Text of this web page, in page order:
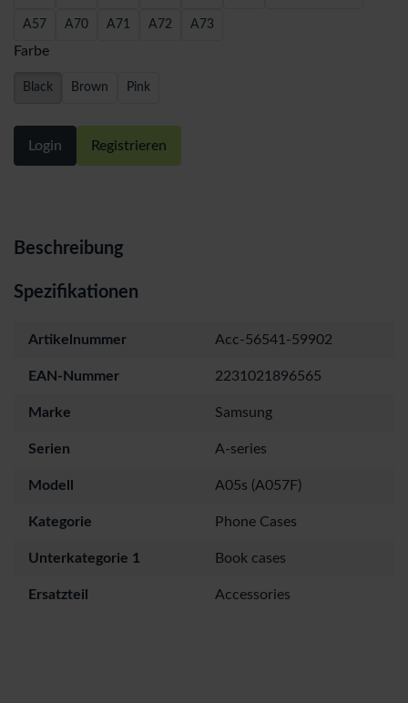
A57 A70 A71 A72 A73
Farbe
Black Brown Pink
Login Registrieren
Beschreibung
Spezifikationen
Artikelnummer Acc-56541-59902
EAN-Nummer 2231021896565
Marke Samsung
Serien A-series
Modell A05s (A057F)
Kategorie Phone Cases
Unterkategorie 1 Book cases
Ersatzteil Accessories